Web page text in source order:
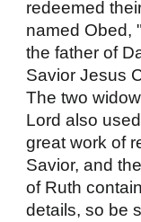
redeemed
named Obed,
the father of
Savior Jesus
The two
Lord also
great work of
Savior, and
of Ruth
details, so be